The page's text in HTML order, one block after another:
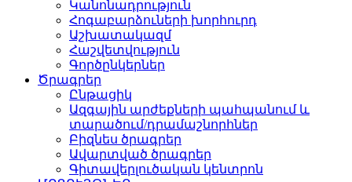
Կանոնադրություն
Հոգաբարձուների խորհուրդ
Աշխատակազմ
Հաշվետվություն
Գործընկերներ
Ծրագրեր
Ընթացիկ
Ազգային արժեքների պահպանում և
տարածում/դրամաշնորհներ
Բիզնես ծրագրեր
Ավարտված ծրագրեր
Գիտավերլուծական կենտրոն